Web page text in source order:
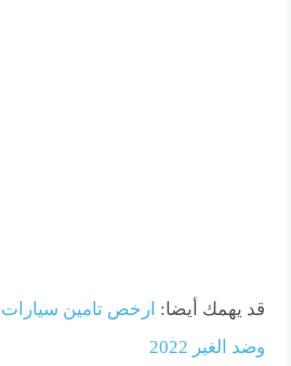
قد يهمك أيضا: ارخص تامين
وضد الغير 2022